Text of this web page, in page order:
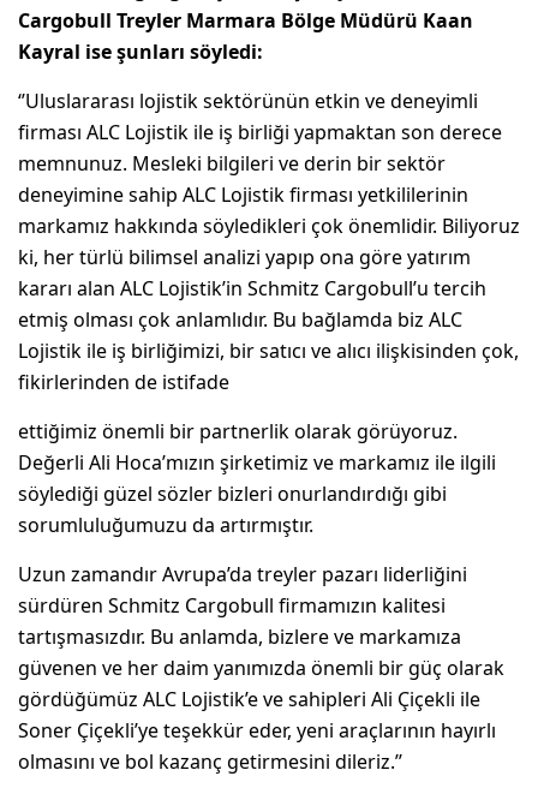
Cargobull Treyler Marmara Bölge Müdürü Kaan
Kayral ise şunları söyledi:
‘’Uluslararası lojistik sektörünün etkin ve deneyimli
firması ALC Lojistik ile iş birliği yapmaktan son derece
memnunuz. Mesleki bilgileri ve derin bir sektör
deneyimine sahip ALC Lojistik firması yetkililerinin
markamız hakkında söyledikleri çok önemlidir. Biliyoruz
ki, her türlü bilimsel analizi yapıp ona göre yatırım
kararı alan ALC Lojistik’in Schmitz Cargobull’u tercih
etmiş olması çok anlamlıdır. Bu bağlamda biz ALC
Lojistik ile iş birliğimizi, bir satıcı ve alıcı ilişkisinden çok,
fikirlerinden de istifade
ettiğimiz önemli bir partnerlik olarak görüyoruz.
Değerli Ali Hoca’mızın şirketimiz ve markamız ile ilgili
söylediği güzel sözler bizleri onurlandırdığı gibi
sorumluluğumuzu da artırmıştır.
Uzun zamandır Avrupa’da treyler pazarı liderliğini
sürdüren Schmitz Cargobull firmamızın kalitesi
tartışmasızdır. Bu anlamda, bizlere ve markamıza
güvenen ve her daim yanımızda önemli bir güç olarak
gördüğümüz ALC Lojistik’e ve sahipleri Ali Çiçekli ile
Soner Çiçekli’ye teşekkür eder, yeni araçlarının hayırlı
olmasını ve bol kazanç getirmesini dileriz.’’